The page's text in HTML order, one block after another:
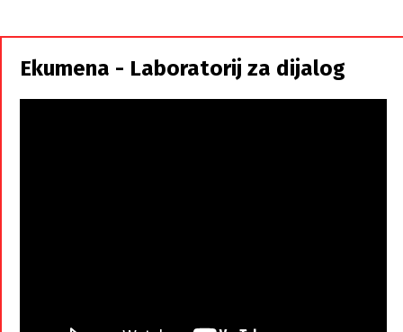
Srbi,
istorodna
braća
Ekumena - Laboratorij za dijalog